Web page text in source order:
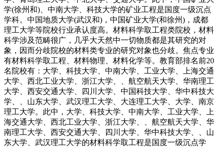
学(徐州和)、中南大学、科技大学的矿业工程是国度一级沉点
学科。中国地质大学(武汉和)，中国矿业大学(和徐州)，成都
理工大学等院校行业承认度高。材料科学取工程类院校，材料
科学涉及范畴很广，几乎大天然中一切物质都是其研究的对
象，因而分歧院校的材料类专业的研究对象也分歧。焦点专业
有材料科学取工程、材料物理、材料化学等。教育部排名前20
名院校有：大学、科技大学、中南大学、工业大学、上海交通
大学、西北工业大学、浙江大学、、航空航天大学、华南理工
大学、西安交通大学、四川大学、中国科技大学、华中科技大
学、、山东大学、武汉理工大学、大连理工大学、大学、南京
理工大学。此中，大学、科技大学、中南大学、工业大学、上
海交通大学、西北工业大学、浙江大学、、航空航天大学、华
南理工大学、西安交通大学、四川大学、华中科技大学、、山
东大学、武汉理工大学的材料科学取工程是国度一级沉点学